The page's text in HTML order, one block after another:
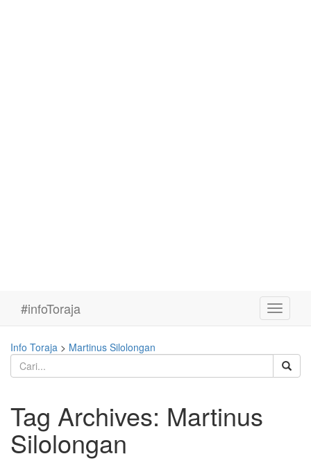
Toggle
#infoToraja
Info Toraja > Martinus Silolongan
Tag Archives: Martinus
Silolongan